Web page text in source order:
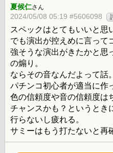
夏候仁さん
2024/05/08 05:19 #5606098
スペックはとてもいいと思
でも演出が控えめに言って
強そうな演出がきたかと思
の煽り。
ならその音なんだよって話。
パチンコ初心者が適当に作
色の信頼度や音の信頼度は
チャンスかも？というとき
行らないし疲れる。
サミーはもう打たないと再